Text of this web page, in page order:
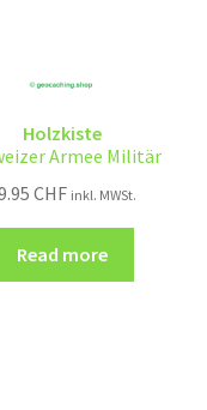
Holzkiste
Armee Militär
CHF inkl. MWSt.
Read more